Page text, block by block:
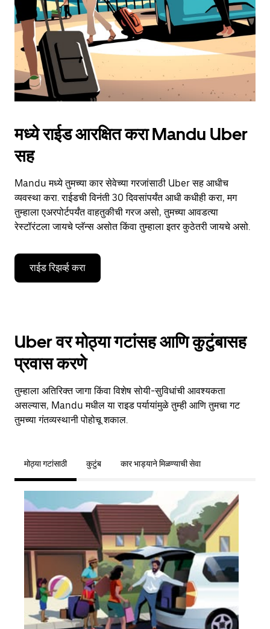
close
the
calendar.
मध्ये राईड आरक्षित करा Mandu Uber
सह
Mandu मध्ये तुमच्या कार सेवेच्या गरजांसाठी Uber सह आधीच
व्यवस्था करा. राईडची विनंती 30 दिवसांपर्यंत आधी कधीही करा, मग
तुम्हाला एअरपोर्टपर्यंत वाहतुकीची गरज असो, तुमच्या आवडत्या
रेस्टॉरंटला जायचे प्लॅन्स असोत किंवा तुम्हाला इतर कुठेतरी जायचे असो.
राईड रिझर्व्ह करा
Uber वर मोठ्या गटांसह आणि कुटुंबासह
प्रवास करणे
तुम्हाला अतिरिक्त जागा किंवा विशेष सोयी-सुविधांची आवश्यकता
असल्यास, Mandu मधील या राइड पर्यायांमुळे तुम्ही आणि तुमचा गट
तुमच्या गंतव्यस्थानी पोहोचू शकाल.
मोठ्या गटांसाठी कुटुंब कार भाड्याने मिळण्याची सेवा